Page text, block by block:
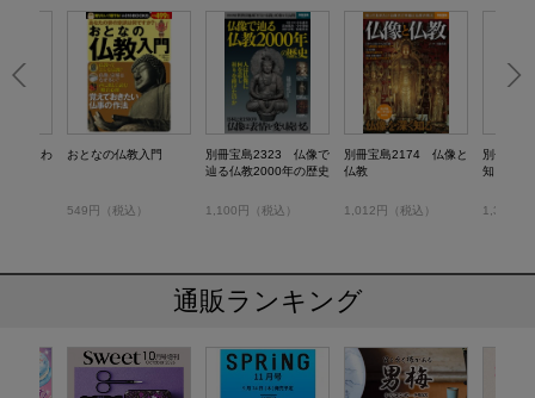
よくわ
おとなの仏教入門
549円（税込）
別冊宝島2323 仏像で
辿る仏教2000年の歴史
1,100円（税込）
別冊宝島2174 仏像と
仏教
1,012円（税込）
別冊宝
知られざ
1,320円
通販ランキング